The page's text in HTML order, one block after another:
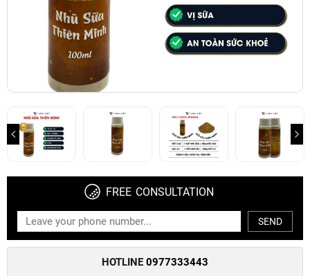
FREE CONSULTATION
SEND
HOTLINE 0977333443